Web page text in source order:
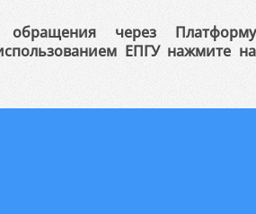
обращения через Платформу
ЕПГУ нажмите на